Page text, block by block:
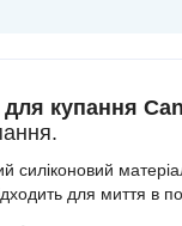
для купання
силіконовий
для миття в